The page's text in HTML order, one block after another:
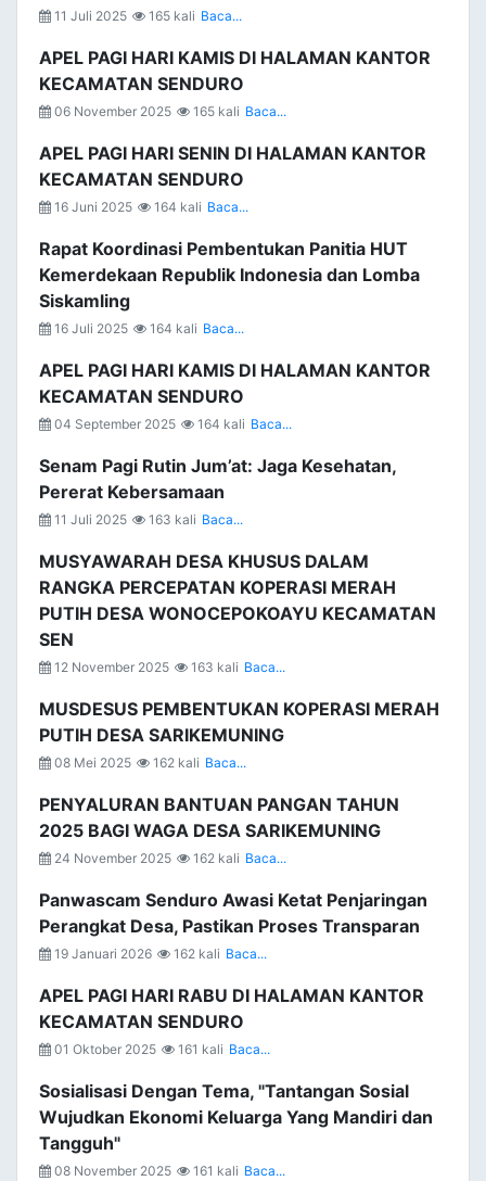
11 Juli 2025 165 kali Baca...
APEL PAGI HARI KAMIS DI HALAMAN KANTOR
KECAMATAN SENDURO
06 November 2025 165 kali Baca...
APEL PAGI HARI SENIN DI HALAMAN KANTOR
KECAMATAN SENDURO
16 Juni 2025 164 kali Baca...
Rapat Koordinasi Pembentukan Panitia HUT
Kemerdekaan Republik Indonesia dan Lomba
Siskamling
16 Juli 2025 164 kali Baca...
APEL PAGI HARI KAMIS DI HALAMAN KANTOR
KECAMATAN SENDURO
04 September 2025 164 kali Baca...
Senam Pagi Rutin Jum’at: Jaga Kesehatan,
Pererat Kebersamaan
11 Juli 2025 163 kali Baca...
MUSYAWARAH DESA KHUSUS DALAM
RANGKA PERCEPATAN KOPERASI MERAH
PUTIH DESA WONOCEPOKOAYU KECAMATAN
SEN
12 November 2025 163 kali Baca...
MUSDESUS PEMBENTUKAN KOPERASI MERAH
PUTIH DESA SARIKEMUNING
08 Mei 2025 162 kali Baca...
PENYALURAN BANTUAN PANGAN TAHUN
2025 BAGI WAGA DESA SARIKEMUNING
24 November 2025 162 kali Baca...
Panwascam Senduro Awasi Ketat Penjaringan
Perangkat Desa, Pastikan Proses Transparan
19 Januari 2026 162 kali Baca...
APEL PAGI HARI RABU DI HALAMAN KANTOR
KECAMATAN SENDURO
01 Oktober 2025 161 kali Baca...
Sosialisasi Dengan Tema, "Tantangan Sosial
Wujudkan Ekonomi Keluarga Yang Mandiri dan
Tangguh"
08 November 2025 161 kali Baca...